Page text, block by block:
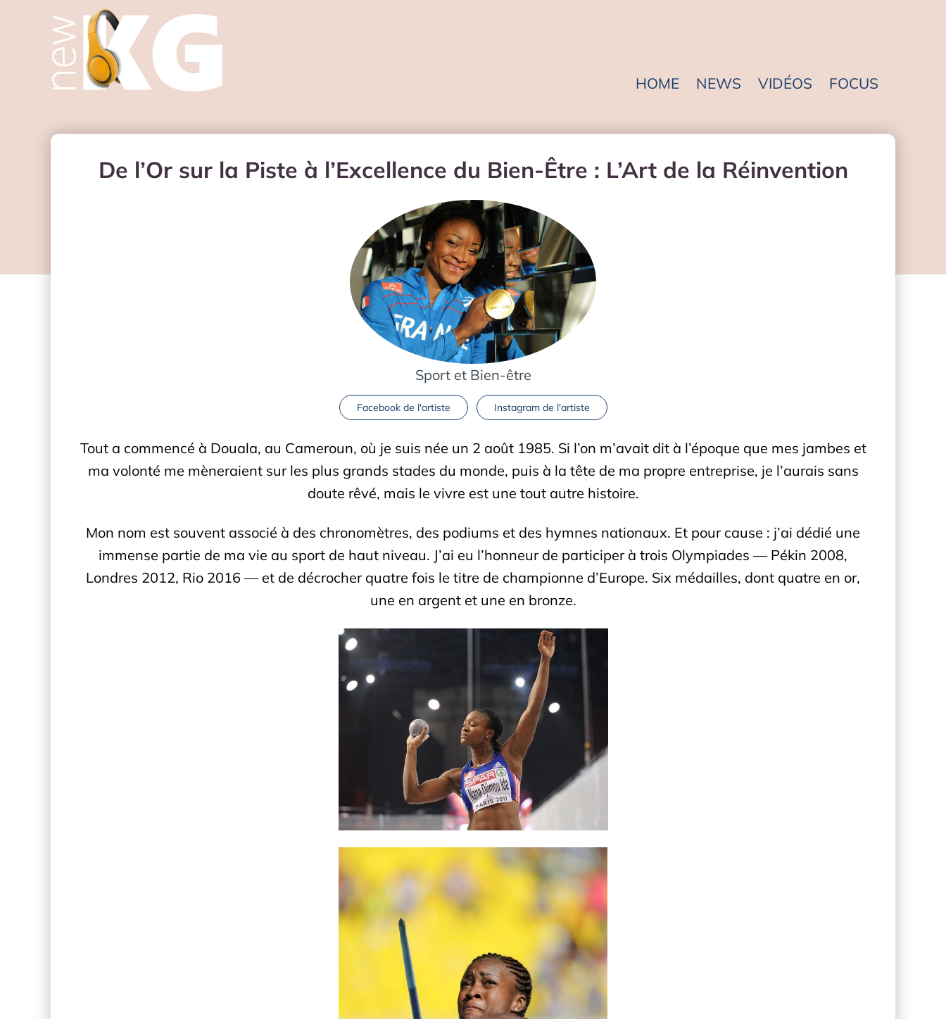
HOME NEWS VIDÉOS FOCUS
De l’Or sur la Piste à l’Excellence du Bien-Être : L’Art de la Réinvention
Sport et Bien-être
Facebook de l'artiste Instagram de l'artiste
Tout a commencé à Douala, au Cameroun, où je suis née un 2 août 1985. Si l’on m’avait dit à l’époque que mes jambes et
ma volonté me mèneraient sur les plus grands stades du monde, puis à la tête de ma propre entreprise, je l’aurais sans
doute rêvé, mais le vivre est une tout autre histoire.
Mon nom est souvent associé à des chronomètres, des podiums et des hymnes nationaux. Et pour cause : j’ai dédié une
immense partie de ma vie au sport de haut niveau. J’ai eu l’honneur de participer à trois Olympiades — Pékin 2008,
Londres 2012, Rio 2016 — et de décrocher quatre fois le titre de championne d’Europe. Six médailles, dont quatre en or,
une en argent et une en bronze.